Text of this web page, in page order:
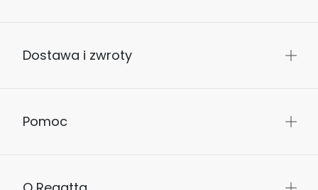
Dostawa i zwroty
Pomoc